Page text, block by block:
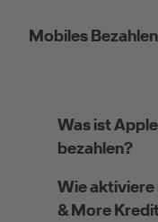
Mobiles
Was ist
bezahlen?
Wie aktiviere
& More